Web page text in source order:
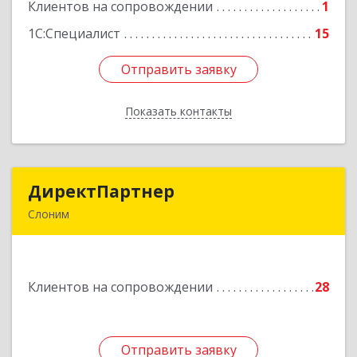
Клиентов на сопровождении
1
1С:Специалист
15
Отправить заявку
Показать контакты
Подробнее
Отправить заявку
Назад
ДиректПартнер
Слоним
Клиентов на сопровождении 28
Отправить заявку
Подробнее
Отправить заявку